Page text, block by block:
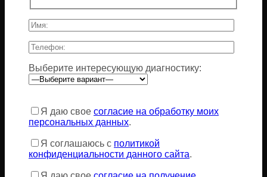
Выберите интересующую диагностику:
это
поле
Я даю свое согласие на обработку моих
персональных данных.
Я соглашаюсь с политикой
конфиденциальности данного сайта.